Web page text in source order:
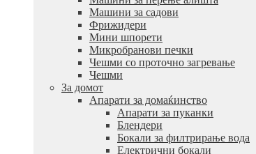
Машини за садови
Фрижидери
Мини шпорети
Микробранови печки
Чешми со проточно загревање
Чешми
За домот
Апарати за домаќинство
Апарати за пуканки
Блендери
Бокали за филтрирање вода
Електрични бокали